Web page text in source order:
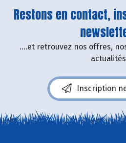
Restons en contact,
....et retrouvez nos offres,
Inscription